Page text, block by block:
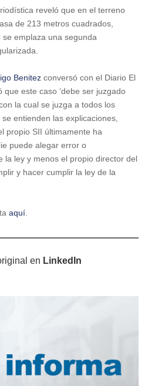
reveló que en el terreno
de 213 metros cuadrados,
emplaza una segunda
Benitezconversó con el Diario El
que este caso ‘debe ser juzgado
la cual se juzga a todos los
se entienden las explicaciones,
propio SII últimamente ha
puede alegar error o
la ley y menos el propio director del
y hacer cumplir la ley de la
aquí.
en LinkedIn